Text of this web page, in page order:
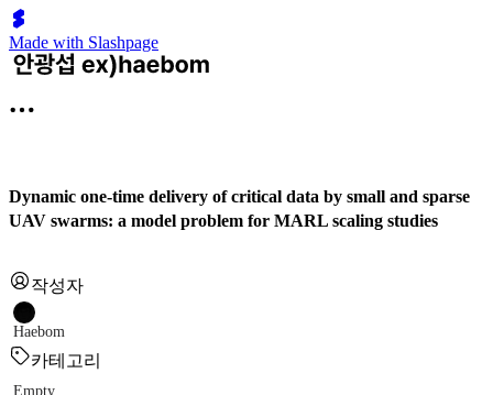
Made with Slashpage
Dynamic one-time delivery of critical data by small and sparse
UAV swarms: a model problem for MARL scaling studies
작성자
Haebom
카테고리
Empty